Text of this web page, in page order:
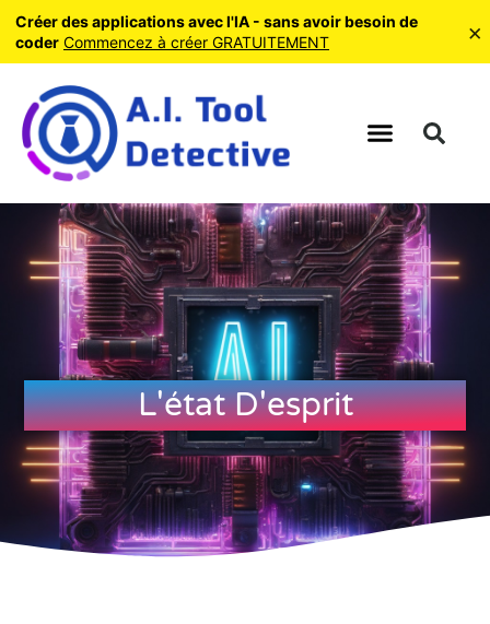
L'état D'esprit
Créer des applications avec l'IA - sans avoir besoin de
coder Commencez à créer GRATUITEMENT ×